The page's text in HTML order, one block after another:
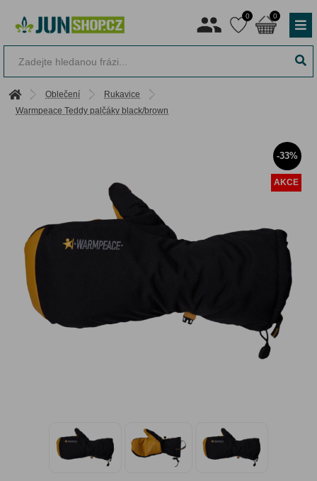
0 0
Oblečení
Rukavice
Warmpeace Teddy palčáky black/brown
-33%
AKCE